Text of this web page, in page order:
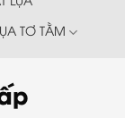
TƠ TẰM